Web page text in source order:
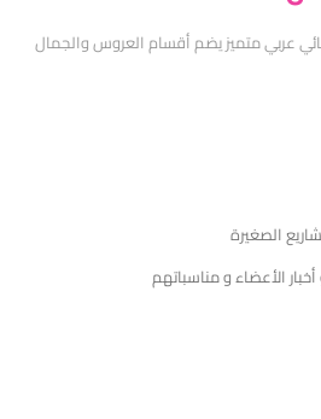
عربي متميز يضم أقسام العروس والجمال
الصغيرة
الأعضاء و مناسباتهم